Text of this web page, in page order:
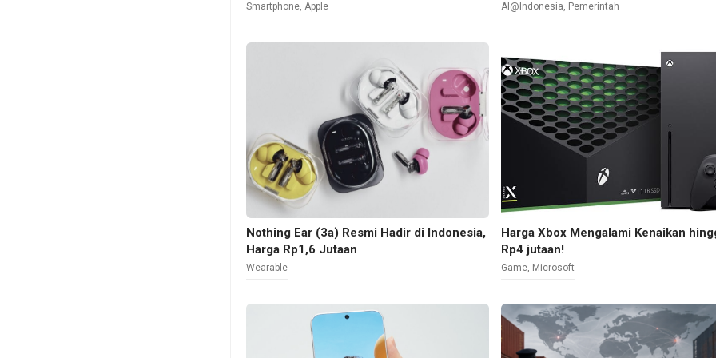
Smartphone Apple AI@Indonesia Pemerintah
Nothing Ear (3a) Resmi Hadir di Indonesia,
Harga Rp1,6 Jutaan
Wearable
Harga Xbox Mengalami Kenaikan
Rp4 jutaan!
Game Microsoft